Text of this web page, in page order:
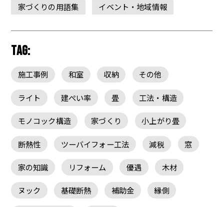
家づくりの用語集 イベント・地域情報
TAG:
施工事例 和室 収納 その他
ライト 建ぺい率 畳 工法・構造
モノコック構造 家づくり 小上がり畳
断熱性 ツーバイフォー工法 減税 窓
家の知識 リフォーム 優遇 木材
ヌック 基礎断熱 補助金 縁側